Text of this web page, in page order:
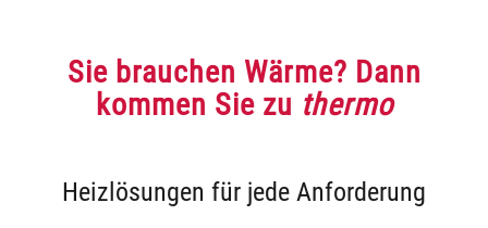
Sie brauchen Wärme? Dann
kommen Sie zu thermo
Heizlösungen für jede Anforderung